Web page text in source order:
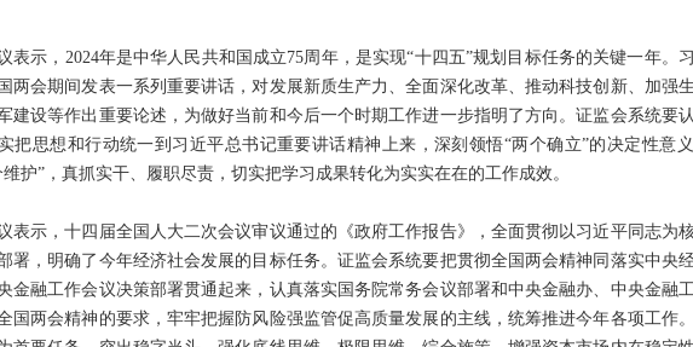
示，2024年是中华人民共和国成立75周年，是实现“十四五”规划目标任务的关键一年。
两会期间发表一系列重要讲话，对发展新质生产力、全面深化改革、推动科技创新、加强生
建设等作出重要论述，为做好当前和今后一个时期工作进一步指明了方向。证监会系统要
把思想和行动统一到习近平总书记重要讲话精神上来，深刻领悟“两个确立”的决定性意
维护”，真抓实干、履职尽责，切实把学习成果转化为实实在在的工作成效。
示，十四届全国人大二次会议审议通过的《政府工作报告》，全面贯彻以习近平同志为
署，明确了今年经济社会发展的目标任务。证监会系统要把贯彻全国两会精神同落实中央
金融工作会议决策部署贯通起来，认真落实国务院常务会议部署和中央金融办、中央金融
国两会精神的要求，牢牢把握防风险强监管促高质量发展的主线，统筹推进今年各项工作